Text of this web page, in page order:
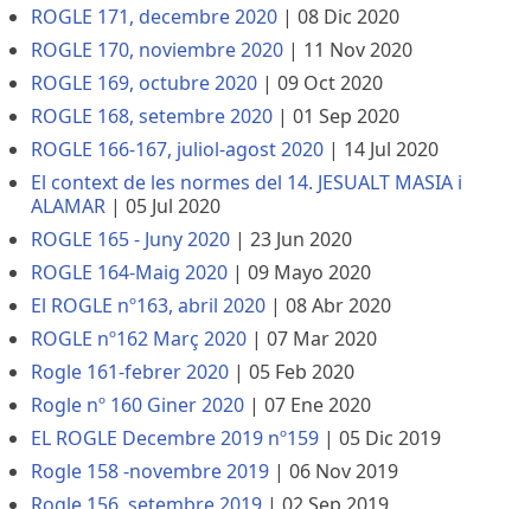
ROGLE 171, decembre 2020 | 08 Dic 2020
ROGLE 170, noviembre 2020 | 11 Nov 2020
ROGLE 169, octubre 2020 | 09 Oct 2020
ROGLE 168, setembre 2020 | 01 Sep 2020
ROGLE 166-167, juliol-agost 2020 | 14 Jul 2020
El context de les normes del 14. JESUALT MASIA i
ALAMAR | 05 Jul 2020
ROGLE 165 - Juny 2020 | 23 Jun 2020
ROGLE 164-Maig 2020 | 09 Mayo 2020
El ROGLE nº163, abril 2020 | 08 Abr 2020
ROGLE nº162 Març 2020 | 07 Mar 2020
Rogle 161-febrer 2020 | 05 Feb 2020
Rogle nº 160 Giner 2020 | 07 Ene 2020
EL ROGLE Decembre 2019 nº159 | 05 Dic 2019
Rogle 158 -novembre 2019 | 06 Nov 2019